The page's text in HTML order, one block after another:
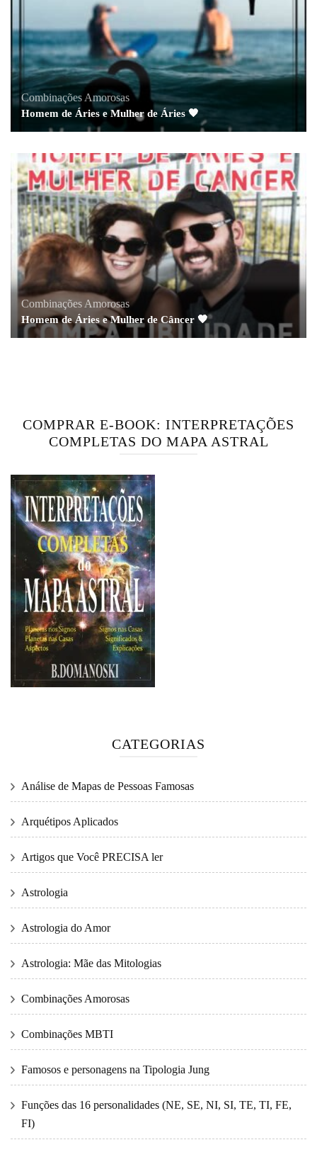
Combinações Amorosas
Homem de Áries e Mulher de Áries 🧡
Combinações Amorosas
Homem de Áries e Mulher de Câncer 🧡
COMPRAR E-BOOK: INTERPRETAÇÕES
COMPLETAS DO MAPA ASTRAL
CATEGORIAS
Análise de Mapas de Pessoas Famosas
Arquétipos Aplicados
Artigos que Você PRECISA ler
Astrologia
Astrologia do Amor
Astrologia: Mãe das Mitologias
Combinações Amorosas
Combinações MBTI
Famosos e personagens na Tipologia Jung
Funções das 16 personalidades (NE, SE, NI, SI, TE, TI, FE,
FI)